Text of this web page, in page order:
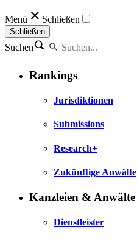
Menü Schließen
Schließen
Suchen
Rankings
Jurisdiktionen
Submissions
Research+
Zukünftige Anwälte
Kanzleien & Anwälte
Dienstleister